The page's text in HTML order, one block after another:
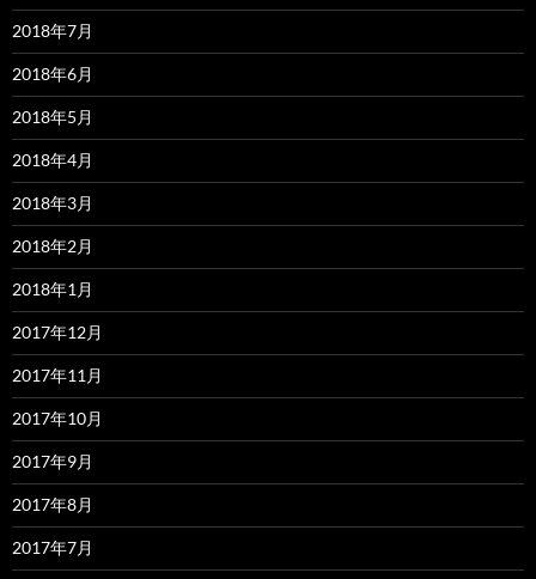
2018年7月
2018年6月
2018年5月
2018年4月
2018年3月
2018年2月
2018年1月
2017年12月
2017年11月
2017年10月
2017年9月
2017年8月
2017年7月